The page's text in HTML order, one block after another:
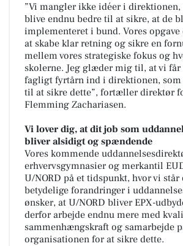
”Vi mangler ikke idéer i direktionen,
blive endnu bedre til at sikre, at de
implementeret i bund. Vores
at skabe klar retning og sikre en
mellem vores strategiske fokus og
skolerne. Jeg glæder mig til, at vi får
fagligt fyrtårn ind i direktionen,
til at sikre dette”, fortæller direktør
Flemming Zachariasen.
Vi lover dig, at dit job som
bliver alsidigt og spændende
Vores kommende
erhvervsgymnasier og merkantil
U/NORD på et tidspunkt, hvor vi står
betydelige forandringer i
ønsker, at U/NORD bliver EPX-
derfor arbejde endnu mere med
sammenhængskraft og samarbejde
organisationen for at sikre dette.